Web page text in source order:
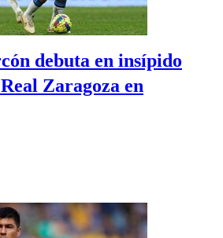
debuta en insípido
Zaragoza en